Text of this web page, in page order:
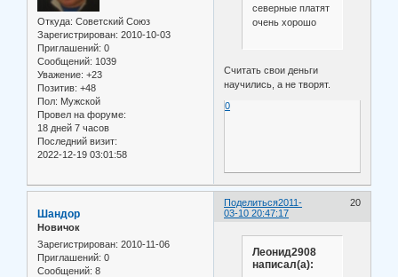
Откуда: Советский Союз
Зарегистрирован: 2010-10-03
Приглашений: 0
Сообщений: 1039
Уважение: +23
Позитив: +48
Пол: Мужской
Провел на форуме:
18 дней 7 часов
Последний визит:
2022-12-19 03:01:58
северные платят
очень хорошо
Считать свои деньги
научились, а не творят.
0
Поделиться 20
2011-
03-10 20:47:17
Шандор
Новичок
Зарегистрирован: 2010-11-06
Приглашений: 0
Сообщений: 8
Леонид2908
написал(а):